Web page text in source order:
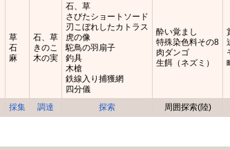
採集 調達 探索 周囲探索(陸)
草
石
麻
石、草
きのこ
木の実
石、草
さびたショートソード
刃こぼれしたカトラス
虎の像
駝鳥の羽扇子
釣具
木槍
鉄線入り捕獲網
四分儀
酔い覚まし
特殊染色料その8
肉ダンゴ
生餌（ネズミ）